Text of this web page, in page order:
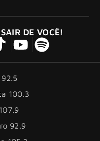
DE VOCÊ!
100.3
92.9